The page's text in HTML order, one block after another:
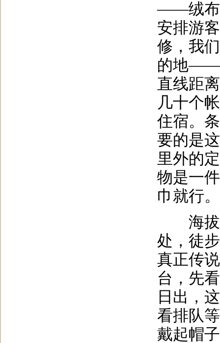
——绒布
安排游
修，我
的地——
直线距
几十个
住宿。
要的是
里外的
物是一
巾就行。
海拔
处，徒
真正传
台，先
日出，
看排队
戴起帽